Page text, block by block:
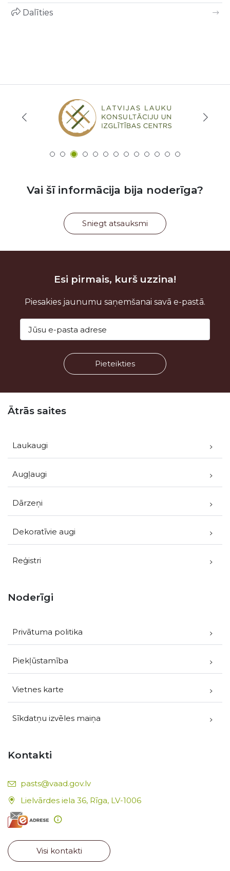
Dalīties
Vai šī informācija bija noderīga?
Sniegt atsauksmi
Esi pirmais, kurš uzzina!
Piesakies jaunumu saņemšanai savā e-pastā.
Ātrās saites
Laukaugi
Augļaugi
Dārzeņi
Dekoratīvie augi
Reģistri
Noderīgi
Privātuma politika
Piekļūstamība
Vietnes karte
Sīkdatņu izvēles maiņa
Kontakti
E-pasts:
pasts@vaad.gov.lv
Lielvārdes iela 36, Rīga, LV-1006
Visi kontakti